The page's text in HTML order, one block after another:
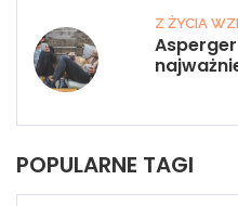
Z ŻYCIA
POPULARNE TAGI